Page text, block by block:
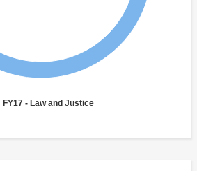
FY17 - Law and Justice